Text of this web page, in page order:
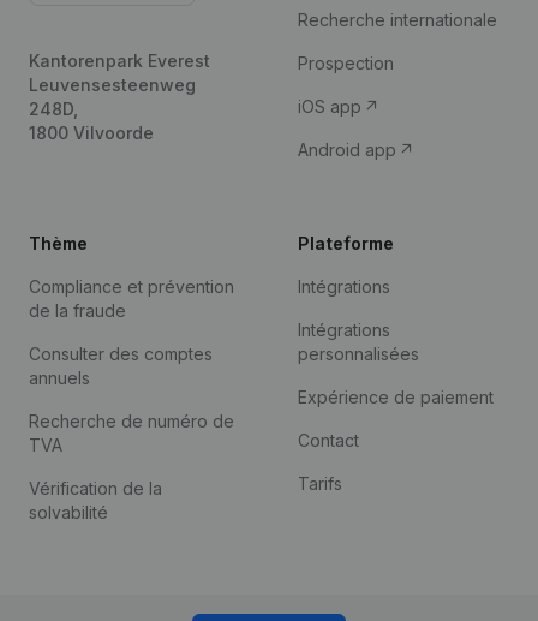
Kantorenpark Everest
Leuvensesteenweg
248D,
1800 Vilvoorde
Recherche internationale
Prospection
iOS app
Android app
Thème
Compliance et prévention
de la fraude
Consulter des comptes
annuels
Recherche de numéro de
TVA
Vérification de la
solvabilité
Plateforme
Intégrations
Intégrations
personnalisées
Expérience de paiement
Contact
Tarifs